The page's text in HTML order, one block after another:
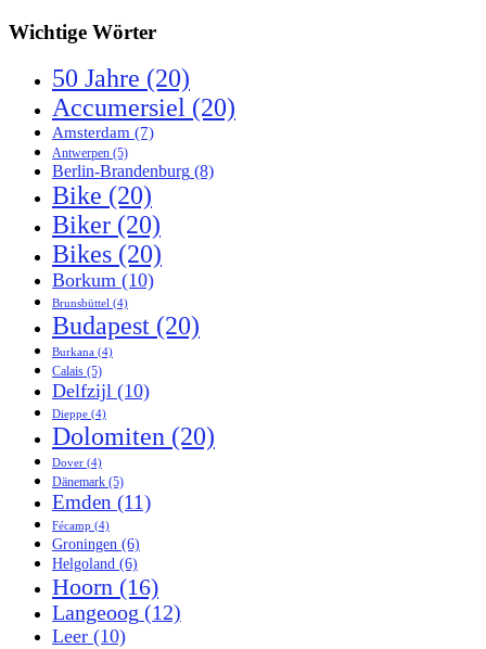
Wichtige Wörter
50 Jahre (20)
Accumersiel (20)
Amsterdam (7)
Antwerpen (5)
Berlin-Brandenburg (8)
Bike (20)
Biker (20)
Bikes (20)
Borkum (10)
Brunsbüttel (4)
Budapest (20)
Burkana (4)
Calais (5)
Delfzijl (10)
Dieppe (4)
Dolomiten (20)
Dover (4)
Dänemark (5)
Emden (11)
Fécamp (4)
Groningen (6)
Helgoland (6)
Hoorn (16)
Langeoog (12)
Leer (10)